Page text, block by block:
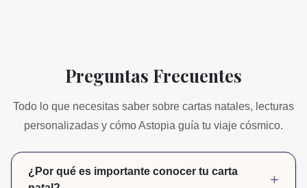
Preguntas Frecuentes
Todo lo que necesitas saber sobre cartas natales, lecturas
personalizadas y cómo Astopia guía tu viaje cósmico.
¿Por qué es importante conocer tu carta
+